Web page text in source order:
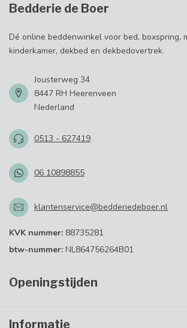
Bedderie de Boer
Dé online beddenwinkel voor bed, boxspring,
kinderkamer, dekbed en dekbedovertrek.
Jousterweg 34
8447 RH Heerenveen
Nederland
0513 - 627419
06 10898855
klantenservice@bedderiedeboer.nl
KVK nummer: 88735281
btw-nummer: NL864756264B01
Openingstijden
Informatie